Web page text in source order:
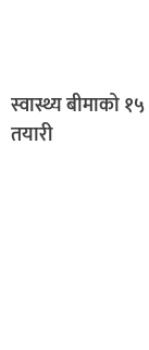
स्वास्थ्य बीमाको
तयारी